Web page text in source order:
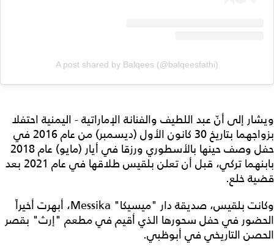
A post shared by Balqees (@balqeesfathi)
ويشار إلى أنّ عبد اللطيف والفنانة الإماراتية - اليمنية احتفلا
بزواجهما بتاريخ 30 كانون الأول (ديسمبر) من عام 2016 في
حفل وصف حينها بالأسطوري ورزقا في أيار (مايو) عام 2018
بابنهما تركي، قبل أن تعلن بلقيس طلاقها في عام 2021 بعد
قضية خلع.
وكانت بلقيس، صديقة دار "ميسيكا" Messika، أبهرت أخيراً
الحضور في حفل سحورها الذي أقيم في مطعم "إرث" بقصر
الحصن التاريخي في أبوظبي.